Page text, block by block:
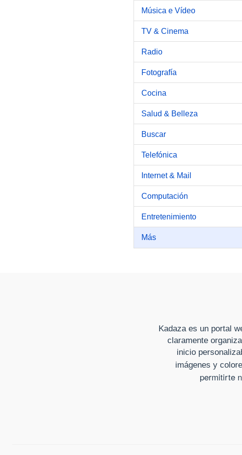
Música e Vídeo
TV & Cinema
Radio
Fotografía
Cocina
Salud & Belleza
Buscar
Telefónica
Internet & Mail
Computación
Entretenimiento
Más
Kadaza es un portal
claramente
inicio
imágenes y
permitirte